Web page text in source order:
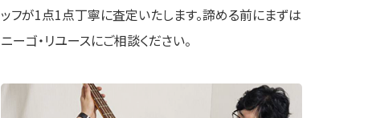
ッフが1点1点丁寧に査定いたします。諦める前にまずは
ニーゴ・リユースにご相談ください。